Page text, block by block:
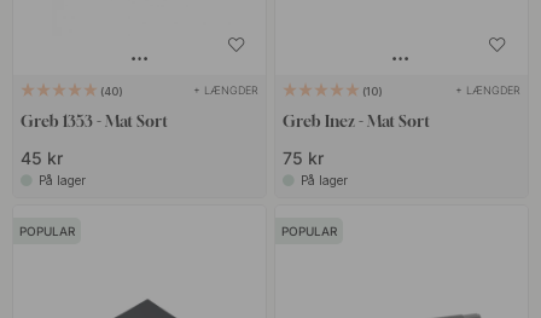
40 + LÆNGDER
Greb 1353 - Mat Sort
45 kr
På lager
10 + LÆNGDER
Greb Inez - Mat Sort
75 kr
På lager
POPULAR POPULAR